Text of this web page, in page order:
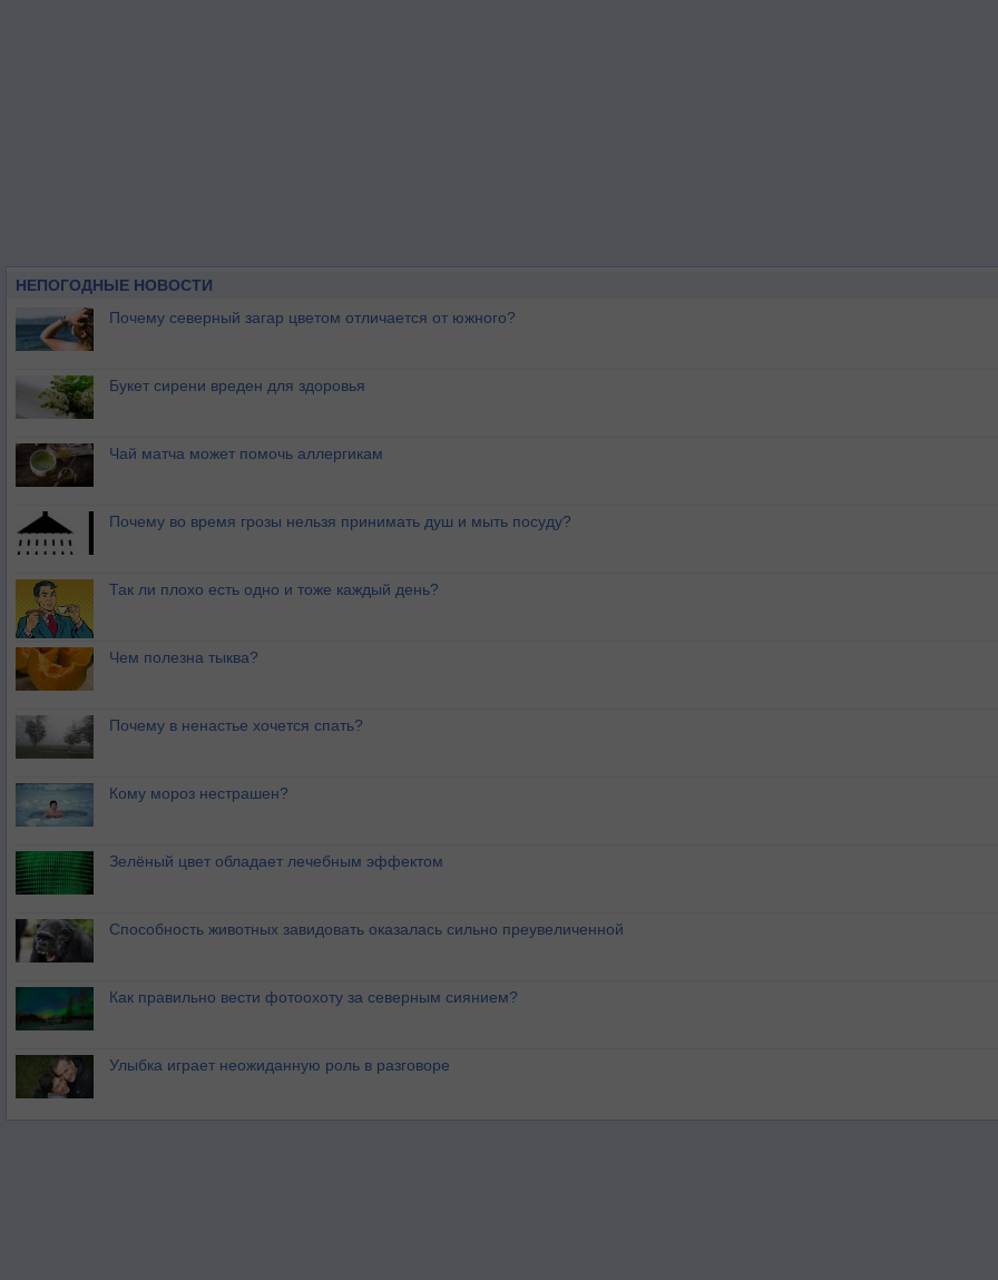
НЕПОГОДНЫЕ НОВОСТИ
Почему северный загар цветом отличается от южного?
Букет сирени вреден для здоровья
Чай матча может помочь аллергикам
Почему во время грозы нельзя принимать душ и мыть посуду?
Так ли плохо есть одно и тоже каждый день?
Чем полезна тыква?
Почему в ненастье хочется спать?
Кому мороз нестрашен?
Зелёный цвет обладает лечебным эффектом
Способность животных завидовать оказалась сильно преувеличенной
Как правильно вести фотоохоту за северным сиянием?
Улыбка играет неожиданную роль в разговоре